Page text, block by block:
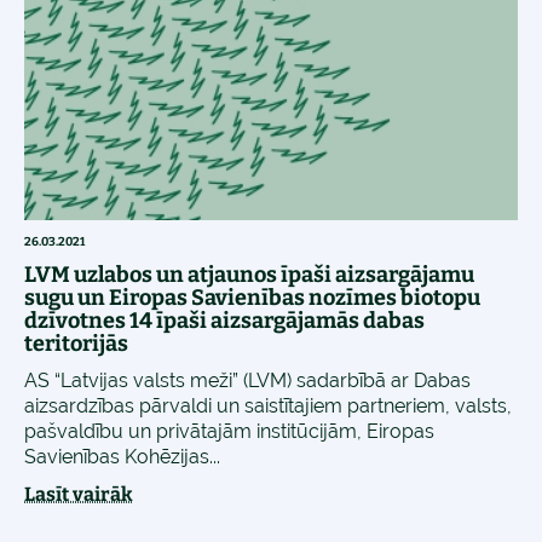
26.03.2021
LVM uzlabos un atjaunos īpaši aizsargājamu
sugu un Eiropas Savienības nozīmes biotopu
dzīvotnes 14 īpaši aizsargājamās dabas
teritorijās
AS “Latvijas valsts meži” (LVM) sadarbībā ar Dabas
aizsardzības pārvaldi un saistītajiem partneriem, valsts,
pašvaldību un privātajām institūcijām, Eiropas
Savienības Kohēzijas...
Lasīt vairāk